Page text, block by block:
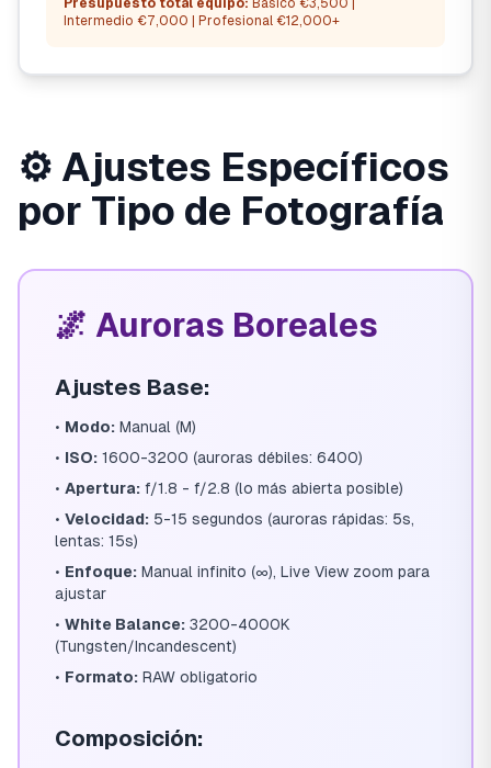
Presupuesto total equipo: Básico €3,500 |
Intermedio €7,000 | Profesional €12,000+
⚙️ Ajustes Específicos
por Tipo de Fotografía
🌌 Auroras Boreales
Ajustes Base:
• Modo: Manual (M)
• ISO: 1600-3200 (auroras débiles: 6400)
• Apertura: f/1.8 - f/2.8 (lo más abierta posible)
• Velocidad: 5-15 segundos (auroras rápidas: 5s,
lentas: 15s)
• Enfoque: Manual infinito (∞), Live View zoom para
ajustar
• White Balance: 3200-4000K
(Tungsten/Incandescent)
• Formato: RAW obligatorio
Composición: